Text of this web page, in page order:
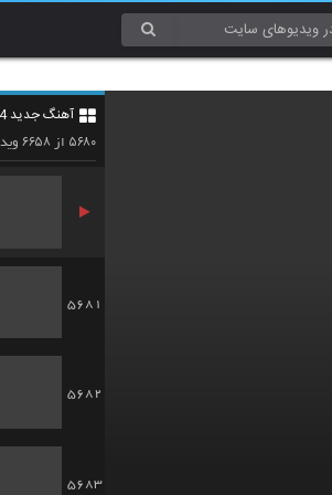
آهنگ جدید 4
۵۶۸۰ از ۶۶۵۸
5679
5681
5682
5683